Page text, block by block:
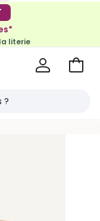
literie
Voir